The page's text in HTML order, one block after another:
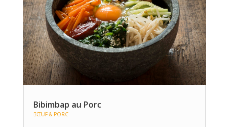
Bibimbap au Porc
BŒUF & PORC